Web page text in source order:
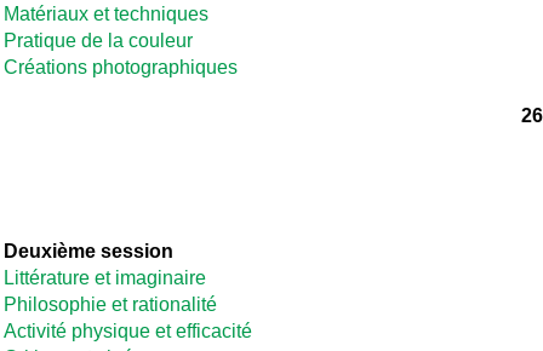
Matériaux et techniques
Pratique de la couleur
Créations photographiques
Deuxième session
Littérature et imaginaire
Philosophie et rationalité
Activité physique et efficacité